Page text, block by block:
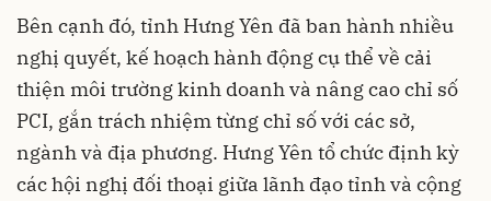
Bên cạnh đó, tỉnh Hưng Yên đã ban hành nhiều
nghị quyết, kế hoạch hành động cụ thể về cải
thiện môi trường kinh doanh và nâng cao chỉ số
PCI, gắn trách nhiệm từng chỉ số với các sở,
ngành và địa phương. Hưng Yên tổ chức định kỳ
các hội nghị đối thoại giữa lãnh đạo tỉnh và cộng